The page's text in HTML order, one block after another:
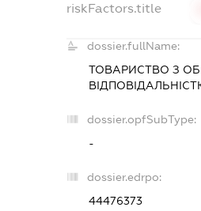
riskFactors.title
dossier.fullName:
ТОВАРИСТВО З
dossier.opfSubType:
-
dossier.edrpo:
44476373